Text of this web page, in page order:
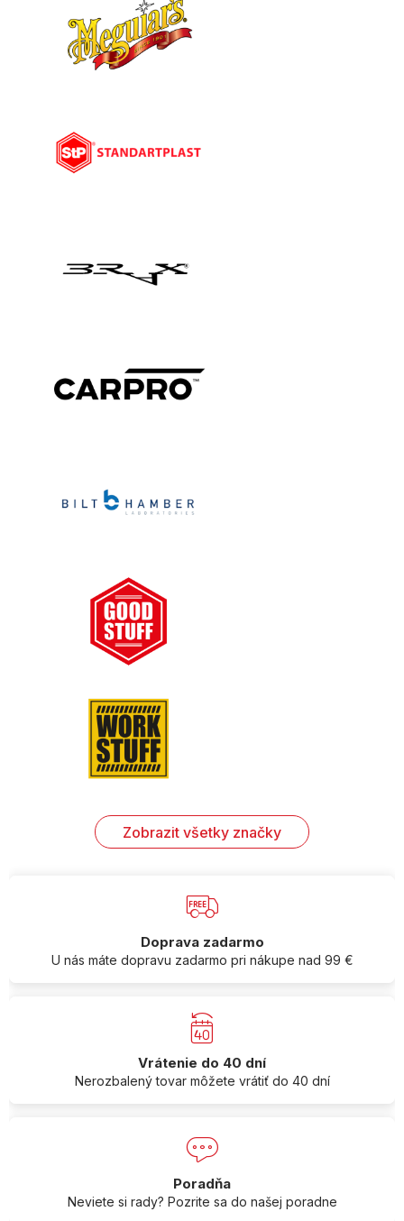
Zobrazit všetky značky
Doprava zadarmo
U nás máte dopravu zadarmo pri nákupe nad 99 €
Vrátenie do 40 dní
Nerozbalený tovar môžete vrátiť do 40 dní
Poradňa
Neviete si rady? Pozrite sa do našej poradne